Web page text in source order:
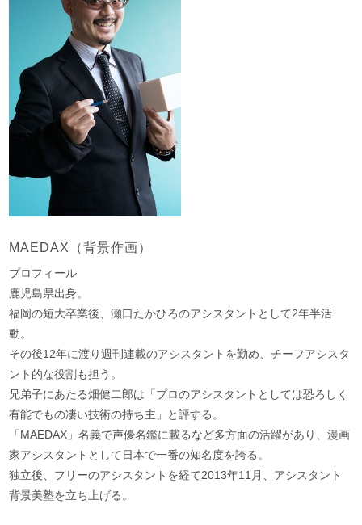
MAEDAX（背景作画）
プロフィール
鹿児島県出身。
福岡の短大卒業後、瀬口たかひろのアシスタントとして2年半活
動。
その後12年に渡り週刊連載のアシスタントを勤め、チーフアシスタ
ント的な役割も担う。
兄弟子にあたる畑健二郎は「プロのアシスタントとしては恐ろしく
有能でもの凄い技術の持ち主」と評する。
「MAEDAX」名義で声優名鑑に載るなど多方面の活躍があり、漫画
家アシスタントとして日本で一番の知名度を誇る。
独立後、フリーのアシスタントを経て2013年11月、アシスタント
背景美塾を立ち上げる。